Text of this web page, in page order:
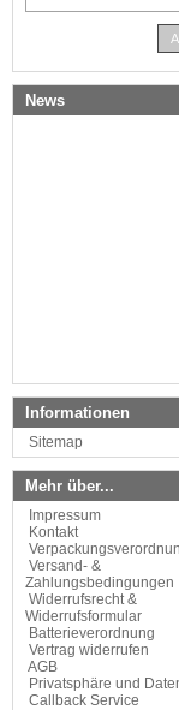
News
Informationen
Sitemap
Mehr über...
Impressum
Kontakt
Versand- &
Zahlungsbedingungen
Widerrufsrecht &
Widerrufsformular
Batterieverordnung
Vertrag widerrufen
AGB
Privatsphäre und
Callback Service